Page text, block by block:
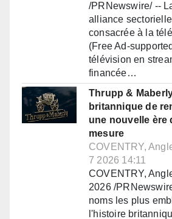
/PRNewswire/ --
alliance
consacrée à la
(Free Ad-
télévision en
financée…
Thrupp &
britannique de
une nouvelle ère
mesure
COVENTRY,
7 2026 14:11
COVENTRY,
2026 /
noms les plus
l'histoire